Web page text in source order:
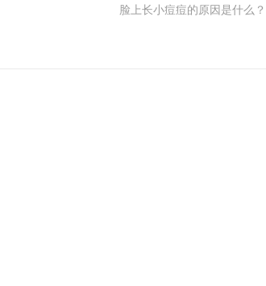
脸上长小痘痘的原因是什么？